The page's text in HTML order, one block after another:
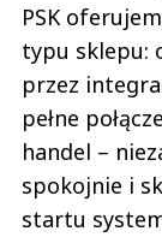
PSK
typu sklepu:
przez
pełne
handel –
spokojnie i
startu